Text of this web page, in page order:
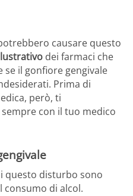
causare questo
dei farmaci che
il gonfiore gengivale
Prima di
però, ti
con il tuo medico
questo disturbo sono
consumo di alcol.